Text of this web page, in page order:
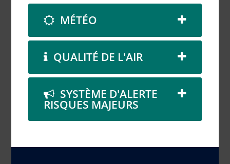
MÉTÉO
QUALITÉ DE L'AIR
SYSTÈME D'ALERTE
RISQUES MAJEURS